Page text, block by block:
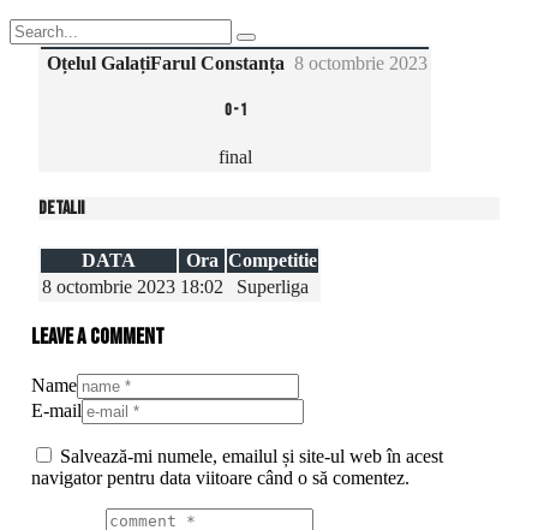
Oțelul GalațiFarul Constanța 8 octombrie 2023
0-1
final
Detalii
DATA Ora Competitie
8 octombrie 2023 18:02 Superliga
Leave a comment
Name
E-mail
Salvează-mi numele, emailul și site-ul web în acest
navigator pentru data viitoare când o să comentez.